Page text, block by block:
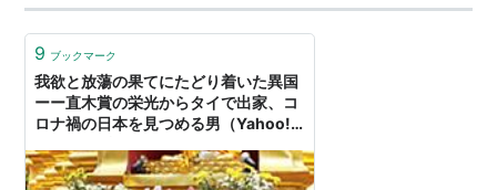
9 ブックマーク
我欲と放蕩の果てにたどり着いた異国
ーー直木賞の栄光からタイで出家、コ
ロナ禍の日本を見つめる男（Yahoo!